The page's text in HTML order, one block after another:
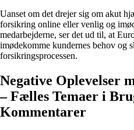
Uanset om det drejer sig om akut
forsikring online eller venlig og
medarbejderne, ser det ud til, at
imødekomme kundernes behov og
forsikringsprocessen.
Negative Oplevelser
– Fælles Temaer i
Kommentarer